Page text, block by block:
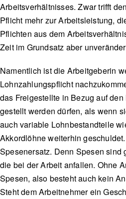
Arbeitsverhältnisses. Zwar trifft
Pflicht mehr zur Arbeitsleistung,
Pflichten aus dem
Zeit im Grundsatz aber
Namentlich ist die Arbeitgeberin
Lohnzahlungspflicht
das Freigestellte in Bezug auf
gestellt werden dürfen, als wenn
auch variable Lohnbestandteile
Akkordlöhne weiterhin
Spesenersatz. Denn Spesen sind
die bei der Arbeit anfallen. Ohne
Spesen, also besteht auch kein
Steht dem Arbeitnehmer ein